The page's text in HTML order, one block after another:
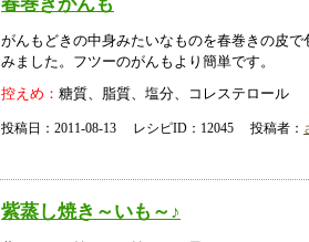
がんもどきの中身みたいなものを春巻きの皮で
みました。フツーのがんもより簡単です。
控えめ： 糖質、脂質、塩分、コレステロール
投稿日：2011-08-13 レシピID：12045 投稿者：
紫蒸し焼き～いも～♪